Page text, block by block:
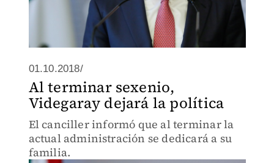
01.10.2018/
Al terminar sexenio,
Videgaray dejará la política
El canciller informó que al terminar la
actual administración se dedicará a su
familia.